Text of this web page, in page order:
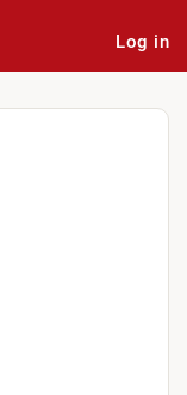
Log in